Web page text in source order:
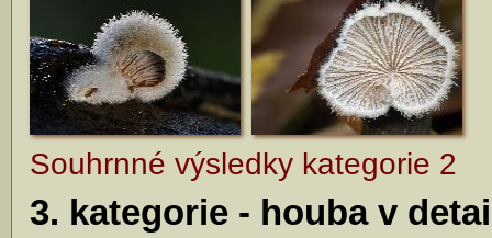
Souhrnné výsledky kategorie 2
3. kategorie - houba v